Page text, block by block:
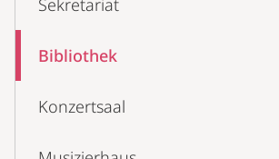
Sekretariat
Bibliothek
Konzertsaal